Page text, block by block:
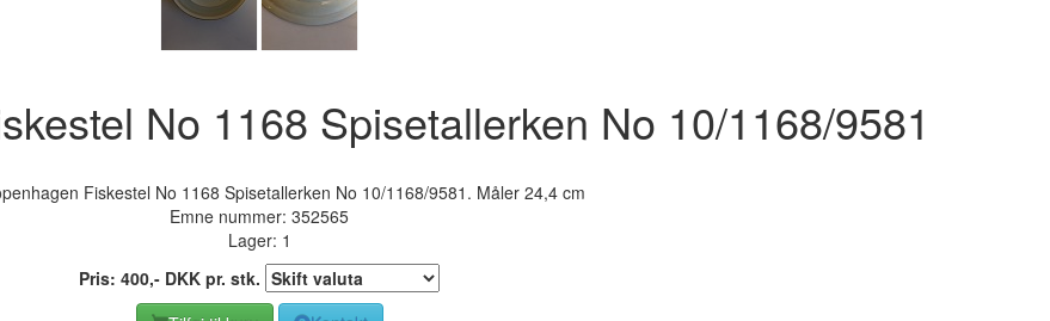
No 1168 Spisetallerken No 10/1168/9581
Fiskestel No 1168 Spisetallerken No 10/1168/9581. Måler 24,4 cm
Emne nummer: 352565
Lager: 1
Pris: 400,- DKK pr. stk.